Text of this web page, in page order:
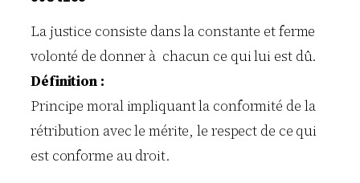
La justice consiste dans la constante et ferme
volonté de donner à chacun ce qui lui est dû.
Définition :
Principe moral impliquant la conformité de la
rétribution avec le mérite, le respect de ce qui
est conforme au droit.